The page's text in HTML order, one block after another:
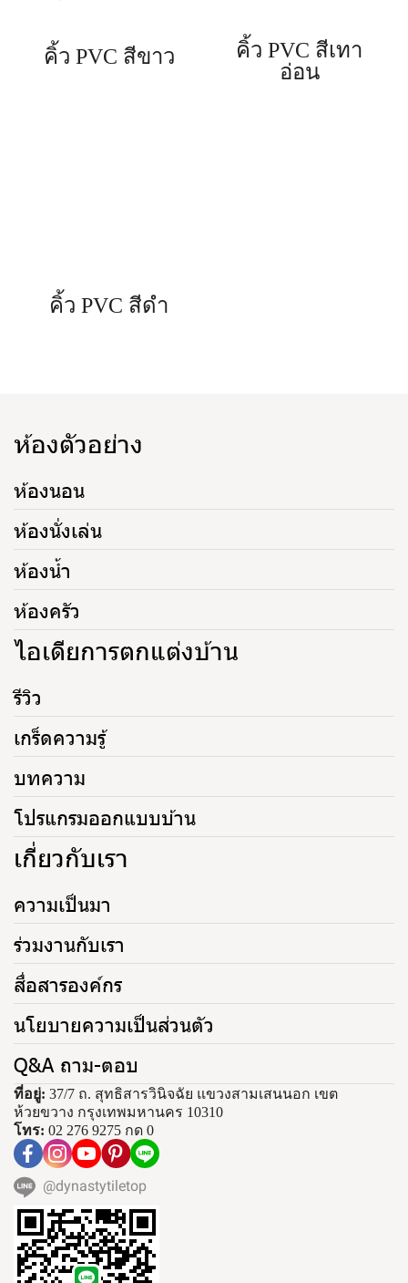
คิ้ว PVC สีขาว
คิ้ว PVC สีเทา
อ่อน
คิ้ว PVC สีดำ
ห้องตัวอย่าง
ห้องนอน
ห้องนั่งเล่น
ห้องน้ำ
ห้องครัว
ไอเดียการตกแต่งบ้าน
รีวิว
เกร็ดความรู้
บทความ
โปรแกรมออกแบบบ้าน
เกี่ยวกับเรา
ความเป็นมา
ร่วมงานกับเรา
สื่อสารองค์กร
นโยบายความเป็นส่วนตัว
Q&A ถาม-ตอบ
ที่อยู่: 37/7 ถ. สุทธิสารวินิจฉัย แขวงสามเสนนอก เขต
ห้วยขวาง กรุงเทพมหานคร 10310
โทร: 02 276 9275 กด 0
@dynastytiletop